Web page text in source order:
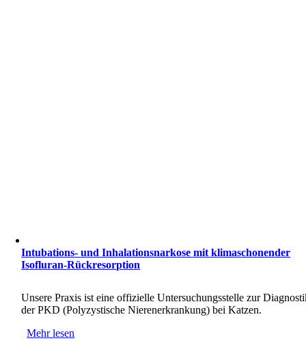
Intubations- und Inhalationsnarkose mit klimaschonender
Isofluran-Rückresorption
Unsere Praxis ist eine offizielle Untersuchungsstelle zur
der PKD (Polyzystische Nierenerkrankung) bei Katzen.
Mehr lesen